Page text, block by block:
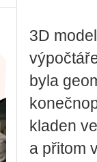
3D
byla
kladen
a přitom